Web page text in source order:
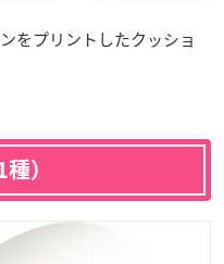
をプリントしたクッショ
）